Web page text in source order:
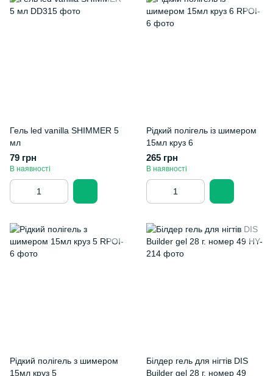
Гель led vanilla SHIMMER 5
мл
79 грн
В наявності
Рідкий полігель із шимером
15мл круз 6
265 грн
В наявності
Рідкий полігель з шимером
15мл круз 5
Білдер гель для нігтів DIS
Builder gel 28 г. номер 49